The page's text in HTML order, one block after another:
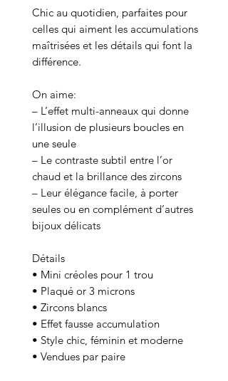
Chic au quotidien, parfaites pour
celles qui aiment les accumulations
maîtrisées et les détails qui font la
différence.
On aime:
– L’effet multi-anneaux qui donne
l’illusion de plusieurs boucles en
une seule
– Le contraste subtil entre l’or
chaud et la brillance des zircons
– Leur élégance facile, à porter
seules ou en complément d’autres
bijoux délicats
Détails
• Mini créoles pour 1 trou
• Plaqué or 3 microns
• Zircons blancs
• Effet fausse accumulation
• Style chic, féminin et moderne
• Vendues par paire